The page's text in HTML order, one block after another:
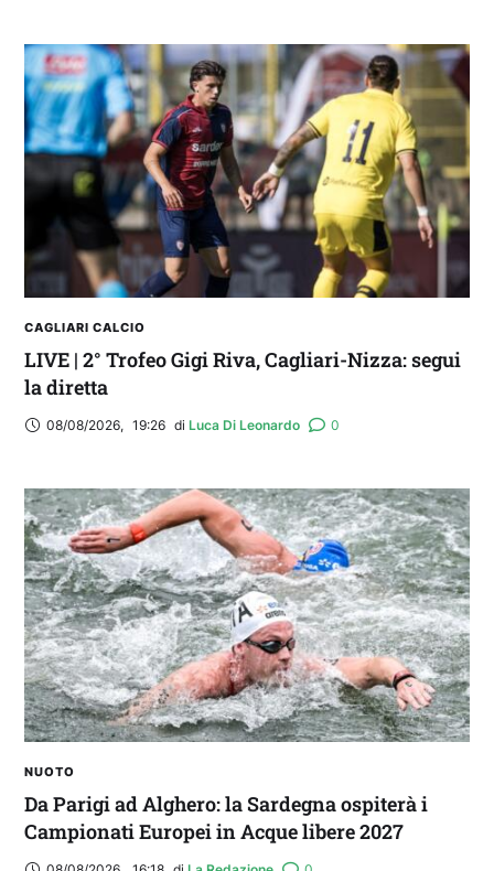
2° TROFEO RIVA | IL PRE-PARTITA: commenta
con noi le ultime per Cagliari-Nizza
CAGLIARI CALCIO
LIVE | 2° Trofeo Gigi Riva, Cagliari-Nizza: segui
la diretta
08/08/2026, 19:26 di Luca Di Leonardo 0
NUOTO
Da Parigi ad Alghero: la Sardegna ospiterà i
Campionati Europei in Acque libere 2027